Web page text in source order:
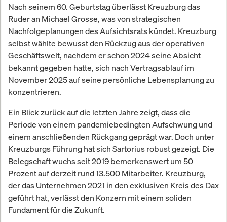
Nach seinem 60. Geburtstag überlässt Kreuzburg das
Ruder an Michael Grosse, was von strategischen
Nachfolgeplanungen des Aufsichtsrats kündet. Kreuzburg
selbst wählte bewusst den Rückzug aus der operativen
Geschäftswelt, nachdem er schon 2024 seine Absicht
bekannt gegeben hatte, sich nach Vertragsablauf im
November 2025 auf seine persönliche Lebensplanung zu
konzentrieren.
Ein Blick zurück auf die letzten Jahre zeigt, dass die
Periode von einem pandemiebedingten Aufschwung und
einem anschließenden Rückgang geprägt war. Doch unter
Kreuzburgs Führung hat sich Sartorius robust gezeigt. Die
Belegschaft wuchs seit 2019 bemerkenswert um 50
Prozent auf derzeit rund 13.500 Mitarbeiter. Kreuzburg,
der das Unternehmen 2021 in den exklusiven Kreis des Dax
geführt hat, verlässt den Konzern mit einem soliden
Fundament für die Zukunft.